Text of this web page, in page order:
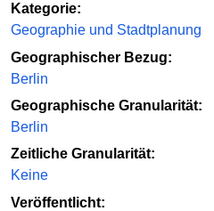
Kategorie:
Geographie und Stadtplanung
Geographischer Bezug:
Berlin
Geographische Granularität:
Berlin
Zeitliche Granularität:
Keine
Veröffentlicht: